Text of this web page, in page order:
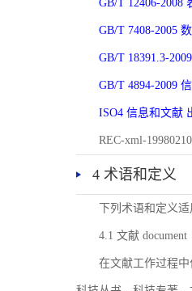
GB/T 12406-2008
GB/T 7408-2005
GB/T 18391.3-
GB/T 4894-2009
ISO4 信息和文献
REC-xml-
4 术语和定义
下列术语和定义
4.1 文献 document
在文献工作过程